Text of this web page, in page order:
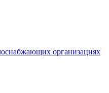
организациях